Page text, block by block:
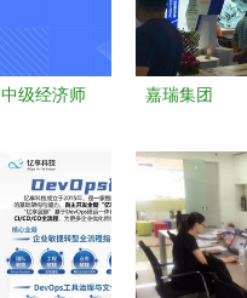
中级经济师
权威入口与
信息技术咨
询服务解密
嘉瑞集团
为核心，致
力于提供一
站式压铸服
务品牌解决